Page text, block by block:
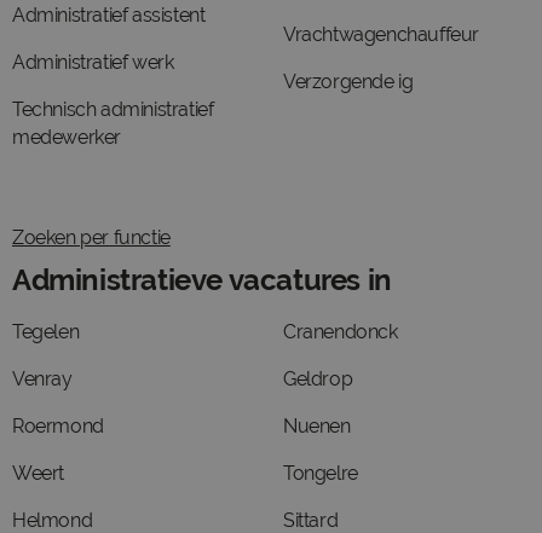
Administratief assistent
Administratief werk
Technisch administratief
medewerker
Vrachtwagenchauffeur
Verzorgende ig
Zoeken per functie
Administratieve vacatures in
Tegelen
Venray
Roermond
Weert
Helmond
Cranendonck
Geldrop
Nuenen
Tongelre
Sittard